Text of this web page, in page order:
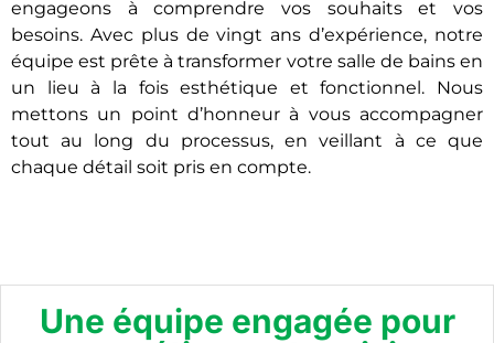
engageons à comprendre vos souhaits et vos
besoins. Avec plus de vingt ans d’expérience, notre
équipe est prête à transformer votre salle de bains en
un lieu à la fois esthétique et fonctionnel. Nous
mettons un point d’honneur à vous accompagner
tout au long du processus, en veillant à ce que
chaque détail soit pris en compte.
Une équipe engagée pour